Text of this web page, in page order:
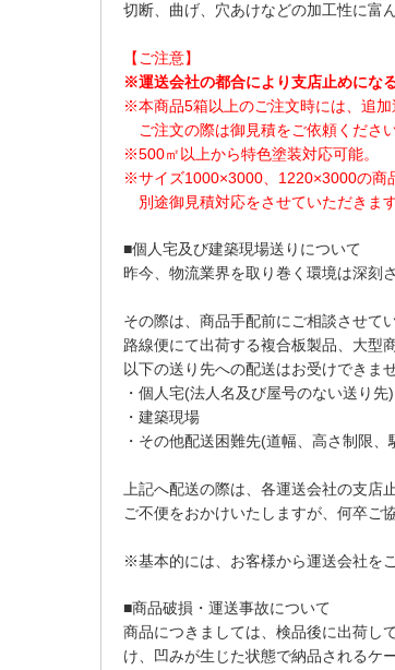
切断、曲げ、穴あけなどの加工性に富
【ご注意】
※運送会社の都合により支店止めにな
※本商品5箱以上のご注文時には、追加
ご注文の際は御見積をご依頼ください
※500㎡以上から特色塗装対応可能。
※サイズ1000×3000、1220×3000の商
別途御見積対応をさせていただきます
■個人宅及び建築現場送りについて
昨今、物流業界を取り巻く環境は深刻
その際は、商品手配前にご相談させて
路線便にて出荷する複合板製品、大型
以下の送り先への配送はお受けできませ
・個人宅(法人名及び屋号のない送り先)
・建築現場
・その他配送困難先(道幅、高さ制限、
上記へ配送の際は、各運送会社の支店
ご不便をおかけいたしますが、何卒ご
※基本的には、お客様から運送会社を
■商品破損・運送事故について
商品につきましては、検品後に出荷し
け、凹みが生じた状態で納品されるケ